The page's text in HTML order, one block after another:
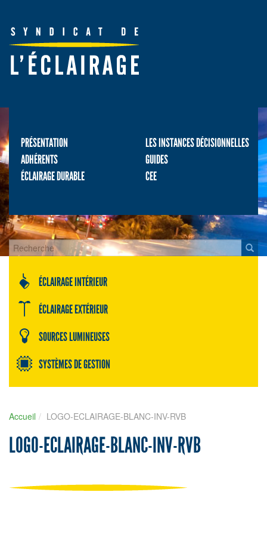
PRÉSENTATION
LES INSTANCES DÉCISIONNELLES
ADHÉRENTS
GUIDES
ÉCLAIRAGE DURABLE
CEE
ÉCLAIRAGE INTÉRIEUR
ÉCLAIRAGE EXTÉRIEUR
SOURCES LUMINEUSES
SYSTÈMES DE GESTION
Accueil LOGO-ECLAIRAGE-BLANC-INV-RVB
LOGO-ECLAIRAGE-BLANC-INV-RVB